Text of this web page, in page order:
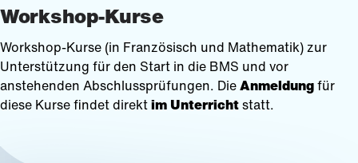
Workshop-Kurse
Workshop-Kurse (in Französisch und Mathematik) zur
Unterstützung für den Start in die BMS und vor
anstehenden Abschlussprüfungen. DieAnmeldungfür
diese Kurse findet direktim Unterrichtstatt.